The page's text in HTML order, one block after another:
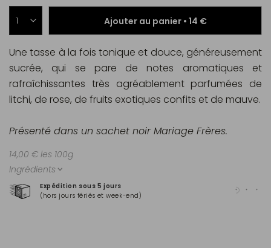
Ajouter au panier • 14 €
Expédition sous 5 jours
(hors jours fériés et week-end)
Une tasse à la fois tonique et douce, généreusement
sucrée, qui se pare de notes aromatiques et
rafraîchissantes très agréablement parfumées de
litchi, de rose, de fruits exotiques confits et de mauve.
Présenté dans un sachet noir Mariage Frères.
14,00 € les 100g
Ingrédients